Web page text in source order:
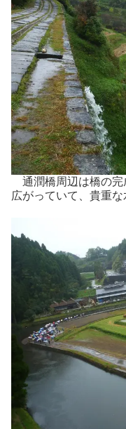
通潤橋周辺は橋の完
広がっていて、貴重な